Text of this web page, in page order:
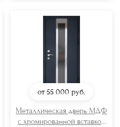
от 55 000 руб.
Металлическая дверь МДФ
с хромированной вставкой